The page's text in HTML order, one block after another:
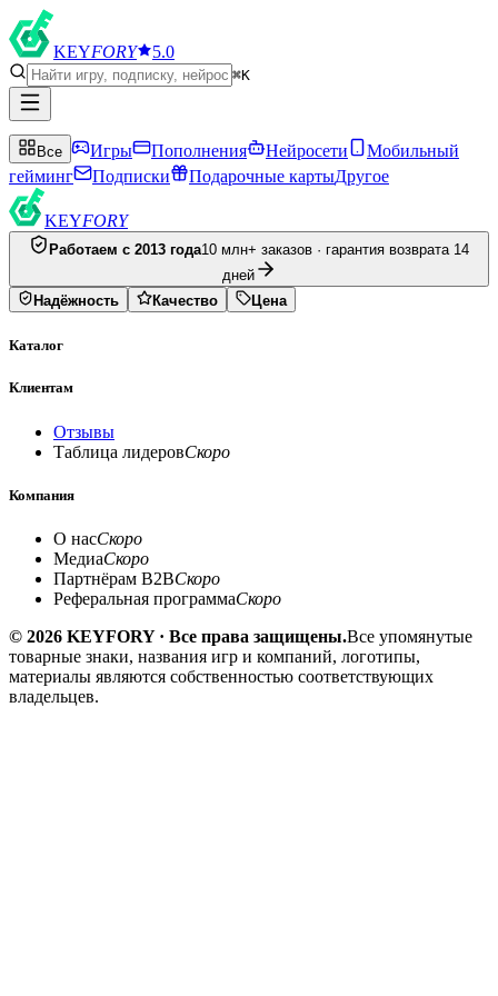
KEYFORY 5.0
⌘K
Все Игры Пополнения Нейросети
Мобильный
гейминг
Подписки Подарочные картыДругое
KEYFORY
Работаем с 2013 года10 млн+ заказов · гарантия возврата 14
дней
Надёжность
Качество Цена
Каталог
Клиентам
Отзывы
Таблица лидеровСкоро
Компания
О насСкоро
МедиаСкоро
Партнёрам B2BСкоро
Реферальная программаСкоро
© 2026 KEYFORY · Все права защищены.Все упомянутые
товарные знаки, названия игр и компаний, логотипы,
материалы являются собственностью соответствующих
владельцев.